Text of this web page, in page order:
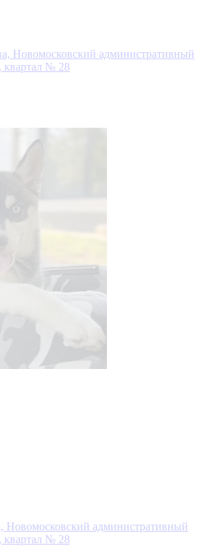
Новомосковский административный
квартал № 28
Новомосковский административный
квартал № 28